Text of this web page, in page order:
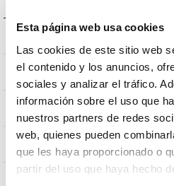
Esta página web usa cookies
Las cookies de este sitio web
el contenido y los anuncios,
sociales y analizar el tráfico.
información sobre el uso que
nuestros partners de redes
web, quienes pueden
que les haya proporcionado o
partir del uso que haya hecho
Résistance au vent
Dimensions